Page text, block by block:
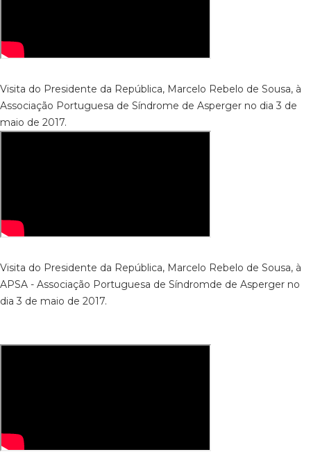
Visita do Presidente da República, Marcelo Rebelo de Sousa, à
Associação Portuguesa de Síndrome de Asperger no dia 3 de
maio de 2017.
Visita do Presidente da República, Marcelo Rebelo de Sousa, à
APSA - Associação Portuguesa de Síndromde de Asperger no
dia 3 de maio de 2017.